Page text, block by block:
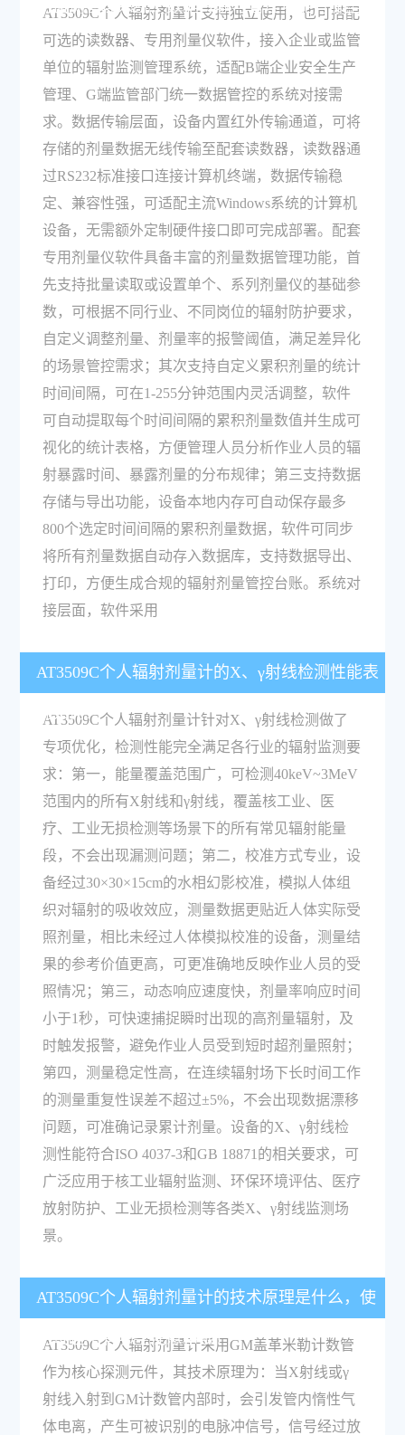
射监测管理系统？数据传输与管理功能有哪些？
AT3509C个人辐射剂量计支持独立使用，也可搭配
可选的读数器、专用剂量仪软件，接入企业或监管
单位的辐射监测管理系统，适配B端企业安全生产
管理、G端监管部门统一数据管控的系统对接需
求。数据传输层面，设备内置红外传输通道，可将
存储的剂量数据无线传输至配套读数器，读数器通
过RS232标准接口连接计算机终端，数据传输稳
定、兼容性强，可适配主流Windows系统的计算机
设备，无需额外定制硬件接口即可完成部署。配套
专用剂量仪软件具备丰富的剂量数据管理功能，首
先支持批量读取或设置单个、系列剂量仪的基础参
数，可根据不同行业、不同岗位的辐射防护要求，
自定义调整剂量、剂量率的报警阈值，满足差异化
的场景管控需求；其次支持自定义累积剂量的统计
时间间隔，可在1-255分钟范围内灵活调整，软件
可自动提取每个时间间隔的累积剂量数值并生成可
视化的统计表格，方便管理人员分析作业人员的辐
射暴露时间、暴露剂量的分布规律；第三支持数据
存储与导出功能，设备本地内存可自动保存最多
800个选定时间间隔的累积剂量数据，软件可同步
将所有剂量数据自动存入数据库，支持数据导出、
打印，方便生成合规的辐射剂量管控台账。系统对
接层面，软件采用
AT3509C个人辐射剂量计的X、γ射线检测性能表
现如何？
AT3509C个人辐射剂量计针对X、γ射线检测做了
专项优化，检测性能完全满足各行业的辐射监测要
求：第一，能量覆盖范围广，可检测40keV~3MeV
范围内的所有X射线和γ射线，覆盖核工业、医
疗、工业无损检测等场景下的所有常见辐射能量
段，不会出现漏测问题；第二，校准方式专业，设
备经过30×30×15cm的水相幻影校准，模拟人体组
织对辐射的吸收效应，测量数据更贴近人体实际受
照剂量，相比未经过人体模拟校准的设备，测量结
果的参考价值更高，可更准确地反映作业人员的受
照情况；第三，动态响应速度快，剂量率响应时间
小于1秒，可快速捕捉瞬时出现的高剂量辐射，及
时触发报警，避免作业人员受到短时超剂量照射；
第四，测量稳定性高，在连续辐射场下长时间工作
的测量重复性误差不超过±5%，不会出现数据漂移
问题，可准确记录累计剂量。设备的X、γ射线检
测性能符合ISO 4037-3和GB 18871的相关要求，可
广泛应用于核工业辐射监测、环保环境评估、医疗
放射防护、工业无损检测等各类X、γ射线监测场
景。
AT3509C个人辐射剂量计的技术原理是什么，使
用过程中有哪些注意事项？
AT3509C个人辐射剂量计采用GM盖革米勒计数管
作为核心探测元件，其技术原理为：当X射线或γ
射线入射到GM计数管内部时，会引发管内惰性气
体电离，产生可被识别的电脉冲信号，信号经过放